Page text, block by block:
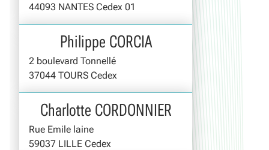
44093 NANTES Cedex 01
Philippe CORCIA
2 boulevard Tonnellé
37044 TOURS Cedex
Charlotte CORDONNIER
Rue Emile laine
59037 LILLE Cedex